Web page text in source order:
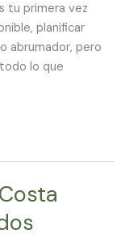
tu primera vez
planificar
abrumador, pero
lo que